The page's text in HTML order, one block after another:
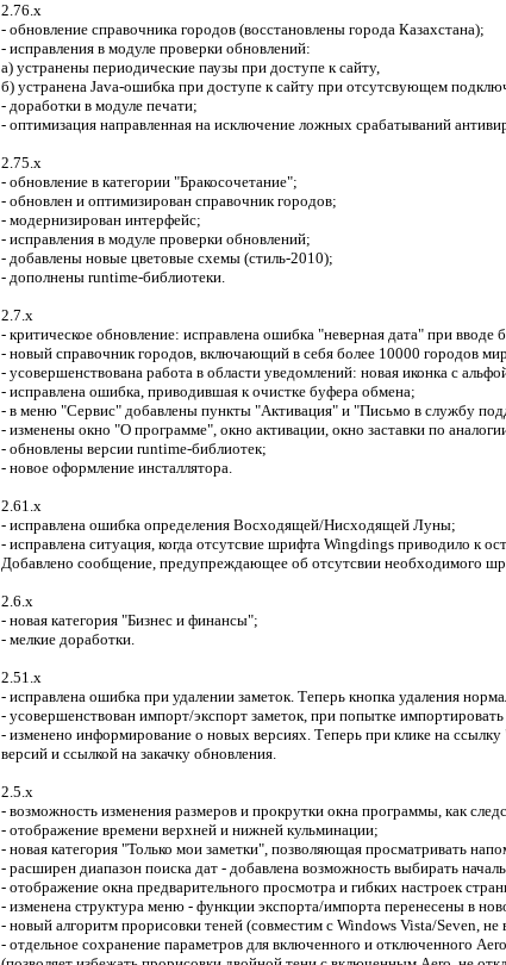
2.76.x
- обновление справочника городов (восстановлены города Казахстана);
- исправления в модуле проверки обновлений:
а) устранены периодические паузы при доступе к сайту,
б) устранена Java-ошибка при доступе к сайту при отсутсвующем
- доработки в модуле печати;
- оптимизация направленная на исключение ложных срабатываний
2.75.x
- обновление в категории "Бракосочетание";
- обновлен и оптимизирован справочник городов;
- модернизирован интерфейс;
- исправления в модуле проверки обновлений;
- добавлены новые цветовые схемы (стиль-2010);
- дополнены runtime-библиотеки.
2.7.x
- критическое обновление: исправлена ошибка "неверная дата" при вводе
- новый справочник городов, включающий в себя более 10000 городов
- усовершенствована работа в области уведомлений: новая иконка с
- исправлена ошибка, приводившая к очистке буфера обмена;
- в меню "Сервис" добавлены пункты "Активация" и "Письмо в службу
- изменены окно "О программе", окно активации, окно заставки по
- обновлены версии runtime-библиотек;
- новое оформление инсталлятора.
2.61.x
- исправлена ошибка определения Восходящей/Нисходящей Луны;
- исправлена ситуация, когда отсутсвие шрифта Wingdings приводило к
Добавлено сообщение, предупреждающее об отсутсвии необходимого
2.6.x
- новая категория "Бизнес и финансы";
- мелкие доработки.
2.51.x
- исправлена ошибка при удалении заметок. Теперь кнопка удаления
- усовершенствован импорт/экспорт заметок, при попытке
- изменено информирование о новых версиях. Теперь при клике на
версий и ссылкой на закачку обновления.
2.5.x
- возможность изменения размеров и прокрутки окна программы, как
- отображение времени верхней и нижней кульминации;
- новая категория "Только мои заметки", позволяющая просматривать
- расширен диапазон поиска дат - добавлена возможность выбирать
- отображение окна предварительного просмотра и гибких настроек
- изменена структура меню - функции экспорта/импорта перенесены в
- новый алгоритм прорисовки теней (совместим с Windows Vista/Seven,
- отдельное сохранение параметров для включенного и отключенного